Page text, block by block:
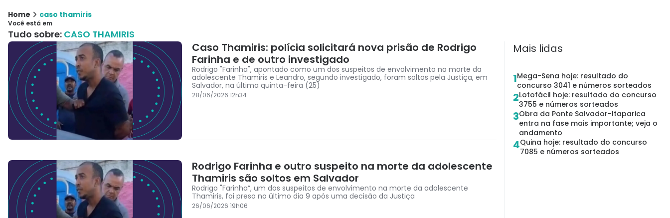
Home caso thamiris
Você está em
Tudo sobre: CASO THAMIRIS
Caso Thamiris: polícia solicitará nova prisão de Rodrigo
Farinha e de outro investigado
Rodrigo "Farinha", apontado como um dos suspeitos de envolvimento na morte da
adolescente Thamiris e Leandro, segundo investigado, foram soltos pela Justiça, em
Salvador, na última quinta-feira (25)
28/06/2026 12h34
Rodrigo Farinha e outro suspeito na morte da adolescente
Thamiris são soltos em Salvador
Rodrigo "Farinha”, um dos suspeitos de envolvimento na morte da adolescente
Thamiris, foi preso no último dia 9 após uma decisão da Justiça
26/06/2026 19h06
Mais lidas
1Mega-Sena hoje: resultado do
concurso 3041 e números sorteados
2Lotofácil hoje: resultado do concurso
3755 e números sorteados
3Obra da Ponte Salvador-Itaparica
entra na fase mais importante; veja o
andamento
4Quina hoje: resultado do concurso
7085 e números sorteados